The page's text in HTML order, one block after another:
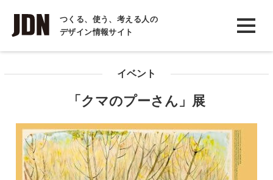
つくる、使う、考える人の
デザイン情報サイト
INTERVIEW
インタビュー
コラム
イベント
「クマのプーさん」展